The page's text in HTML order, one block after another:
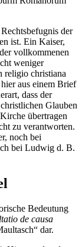
der
ist. Ein Kaiser,
vollkommenen
weniger
religio christiana
aus einem Brief
dass der
Glauben
übertragen
zu verantworten.
noch bei
bei Ludwig d. B.
Bedeutung
de causa
dar.